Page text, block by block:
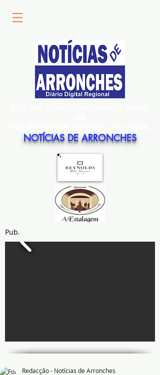
NOTÍCIAS DE ARRONCHES
Pub.
Redacção - Notícias de Arronches